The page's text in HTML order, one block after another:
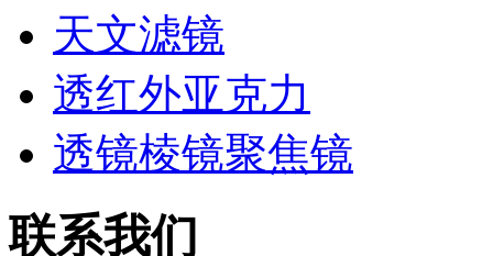
天文滤镜
透红外亚克力
透镜棱镜聚焦镜
联系我们